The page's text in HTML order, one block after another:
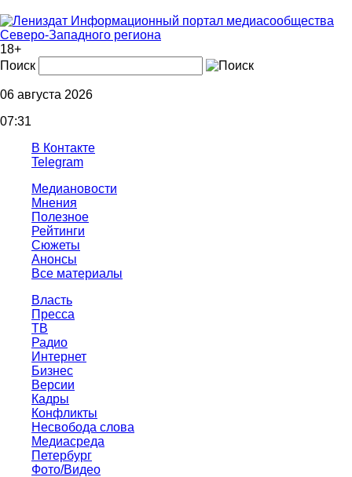
Информационный портал медиасообщества
Северо-Западного региона
18+
Поиск
06 августа 2026
07:31
В Контакте
Telegram
Медиановости
Мнения
Полезное
Рейтинги
Сюжеты
Анонсы
Все материалы
Власть
Пресса
ТВ
Радио
Интернет
Бизнес
Версии
Кадры
Конфликты
Несвобода слова
Медиасреда
Петербург
Фото/Видео